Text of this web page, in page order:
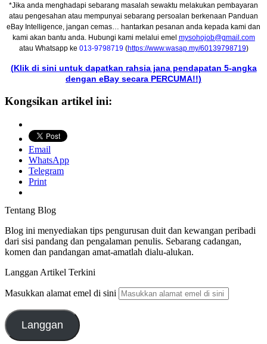
*Jika anda menghadapi sebarang masalah sewaktu melakukan pembayaran
atau pengesahan atau mempunyai sebarang persoalan berkenaan Panduan
eBay Intelligence, jangan cemas… hantarkan pesanan anda kepada kami dan
kami akan bantu anda. Hubungi kami melalui emel mysohojob@gmail.com
atau Whatsapp ke 013-9798719(https://www.wasap.my/60139798719)
(Klik di sini untuk dapatkan rahsia jana pendapatan 5-angka
dengan eBay secara PERCUMA!!)
Kongsikan artikel ini:
Email
WhatsApp
Telegram
Print
Tentang Blog
Blog ini menyediakan tips pengurusan duit dan kewangan peribadi
dari sisi pandang dan pengalaman penulis. Sebarang cadangan,
komen dan pandangan amat-amatlah dialu-alukan.
Langgan Artikel Terkini
Masukkan alamat emel di sini
Langgan